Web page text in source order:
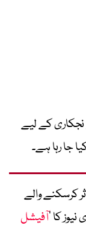
کے لیے
جا رہا ہے۔
کرسکنے والے
کا ’آفیشل